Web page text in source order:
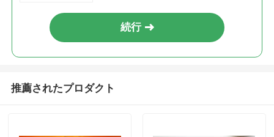
続行
推薦されたプロダクト